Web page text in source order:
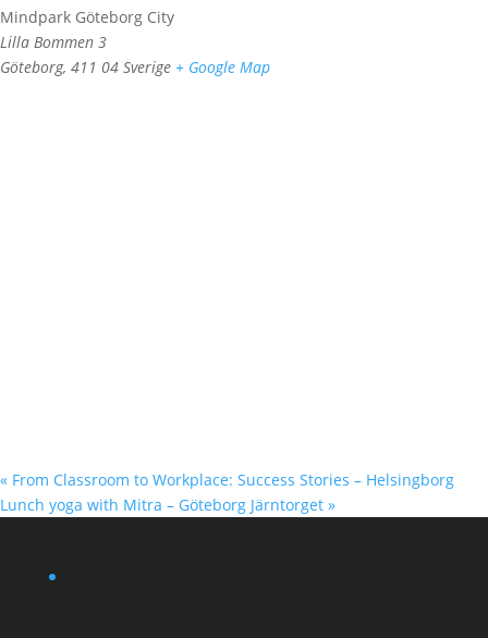
Mindpark Göteborg City
Lilla Bommen 3
Göteborg, 411 04 Sverige + Google Map
« From Classroom to Workplace: Success Stories – Helsingborg
Lunch yoga with Mitra – Göteborg Järntorget »